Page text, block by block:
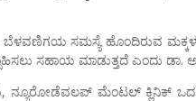
ಸಮಸ್ಯೆ ಹೊಂದಿರುವ ಮಕ್ಕಳ
ಸಹಾಯ ಮಾಡುತ್ತದೆ ಎಂದು ಡಾ.
ನ್ಯೂರೋಡೆವಲಪ್ ಮೆಂಟಲ್ ಕ್ಲಿನಿಕ್